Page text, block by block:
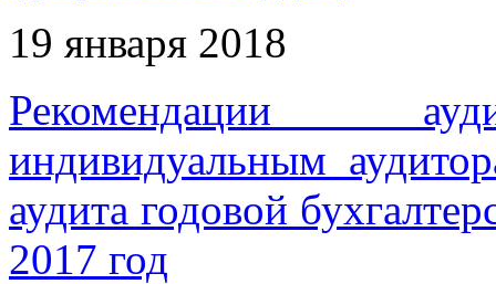
19 января 2018
Рекомендации
индивидуальным
аудита годовой
2017 год